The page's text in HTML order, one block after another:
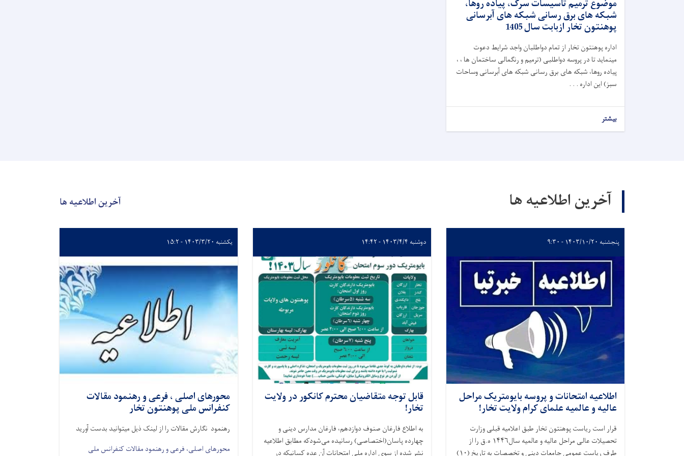
موضوع ترمیم تاسیسات سرک، پیاده روها،
شبکه های برق رسانی شبکه های آبرسانی
پوهنتون تخار ازبابت سال 1405
اداره پوهنتون تخار از تمام دواطلبان واجد شرایط دعوت
مینماید تا در پروسه دواطلبی (ترمیم و رنگمالی ساختمان ها ، ،
پیاده روها، شبکه های برق رسانی شبکه های آبرسانی وساحات
سبز) این اداره . . .
بیشتر
آخرین اطلاعیه ها آخرین اطلاعیه ها
پنجشنبه ۱۴۰۳/۱۰/۲۰ - ۹:۳۰
اطلاعیه امتحانات و پروسه بایومتریک مراحل
عالیه و عالمیه علمای کرام ولایت تخار!
قرار است ریاست پوهنتون تخار طبق اعلامیه قبلی وزارت
تحصیلات عالی مراحل عالیه و عالمیه سال۱۴۴۶ ه.ق را از
طرف ریاست عمومی جامعات دینی و تخصصات به تاریخ (۱۰)
دوشنبه ۱۴۰۳/۴/۴ - ۱۴:۴۲
قابل توجه متقاضیان محترم کانکور در ولایت
تخار!
به اطلاع فارغان صنوف دوازدهم، فارغان مدارس دینی و
چهارده پاسان(اختصاصی) رسانیده می‌شودکه مطابق اطلاعیه
نشر شده از سوی اداره ملی امتحانات آن عده کسانیکه در
یکشنبه ۱۴۰۳/۳/۲۰ - ۱۵:۲
محورهای اصلی ، فرعی و رهنمود مقالات
کنفرانس ملی پوهنتون تخار
رهنمود نگارش مقالات را از لینک ذیل میتوانید بدست آورید
محورهای اصلی، فرعی و رهنمود مقالات کنفرانس ملی